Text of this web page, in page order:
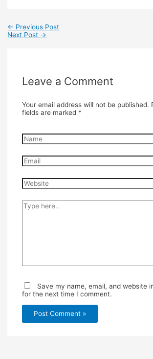
← Previous Post
Next Post →
Leave a Comment
Your email address will not be published.
fields are marked *
Name
Email
Website
Type
here..
Save my name, email, and website
for the next time I comment.